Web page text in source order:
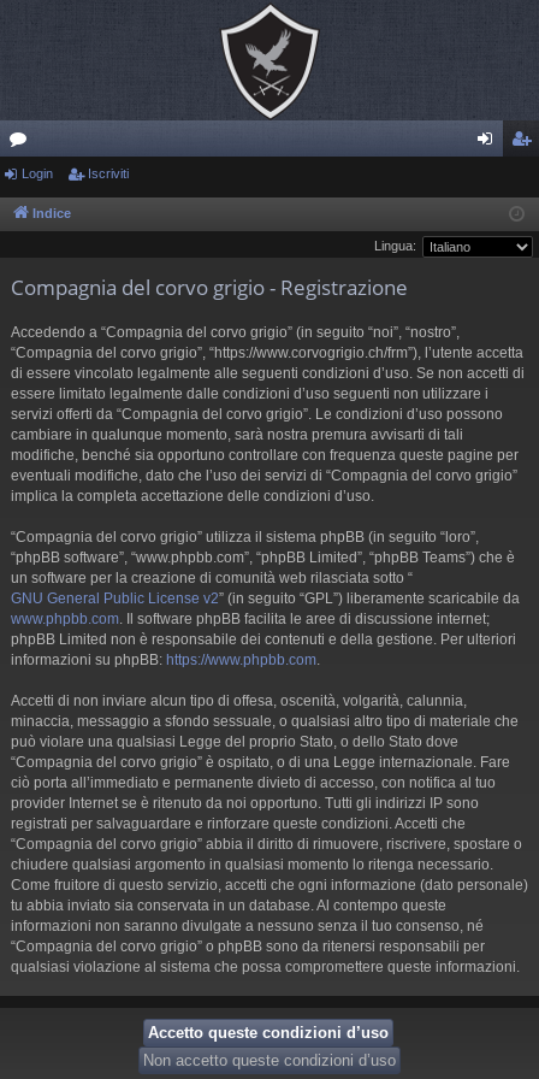
or
u riv
iti
Login Iscriviti
Indice
Lingua:
Compagnia del corvo grigio - Registrazione
Accedendo a “Compagnia del corvo grigio” (in seguito “noi”, “nostro”,
“Compagnia del corvo grigio”, “https://www.corvogrigio.ch/frm”), l’utente accetta
di essere vincolato legalmente alle seguenti condizioni d’uso. Se non accetti di
essere limitato legalmente dalle condizioni d’uso seguenti non utilizzare i
servizi offerti da “Compagnia del corvo grigio”. Le condizioni d’uso possono
cambiare in qualunque momento, sarà nostra premura avvisarti di tali
modifiche, benché sia opportuno controllare con frequenza queste pagine per
eventuali modifiche, dato che l’uso dei servizi di “Compagnia del corvo grigio”
implica la completa accettazione delle condizioni d’uso.
“Compagnia del corvo grigio” utilizza il sistema phpBB (in seguito “loro”,
“phpBB software”, “www.phpbb.com”, “phpBB Limited”, “phpBB Teams”) che è
un software per la creazione di comunità web rilasciata sotto “
GNU General Public License v2” (in seguito “GPL”) liberamente scaricabile da
www.phpbb.com . Il software phpBB facilita le aree di discussione internet;
phpBB Limited non è responsabile dei contenuti e della gestione. Per ulteriori
informazioni su phpBB: https://www.phpbb.com
Accetti di non inviare alcun tipo di offesa, oscenità, volgarità, calunnia,
minaccia, messaggio a sfondo sessuale, o qualsiasi altro tipo di materiale che
può violare una qualsiasi Legge del proprio Stato, o dello Stato dove
“Compagnia del corvo grigio” è ospitato, o di una Legge internazionale. Fare
ciò porta all’immediato e permanente divieto di accesso, con notifica al tuo
provider Internet se è ritenuto da noi opportuno. Tutti gli indirizzi IP sono
registrati per salvaguardare e rinforzare queste condizioni. Accetti che
“Compagnia del corvo grigio” abbia il diritto di rimuovere, riscrivere, spostare o
chiudere qualsiasi argomento in qualsiasi momento lo ritenga necessario.
Come fruitore di questo servizio, accetti che ogni informazione (dato personale)
tu abbia inviato sia conservata in un database. Al contempo queste
informazioni non saranno divulgate a nessuno senza il tuo consenso, né
“Compagnia del corvo grigio” o phpBB sono da ritenersi responsabili per
qualsiasi violazione al sistema che possa compromettere queste informazioni.